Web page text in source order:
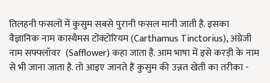
तिलहनी फसलों में कुसुम सबसे पुरानी फसल मानी जाती है. इसका
वैज्ञानिक नाम कास्थैमस टोंक्टोरियम (Carthamus Tinctorius), अंग्रेजी
नाम सफ्फ्लॉवर (Safflower) कहा जाता है. आम भाषा में इसे करड़ी के नाम
से भी जाना जाता है. तो आइए जानते हैं कुसुम की उन्नत खेती का तरीका -